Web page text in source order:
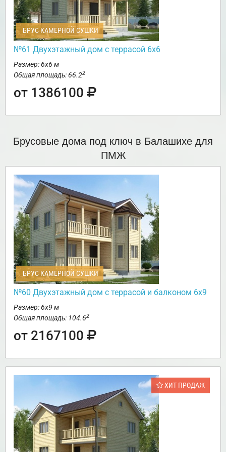
БРУС КАМЕРНОЙ СУШКИ
№61 Двухэтажный дом с террасой 6х6
Размер: 6х6 м
Общая площадь: 66.22
от 1386100
Брусовые дома под ключ в Балашихе для
ПМЖ
БРУС КАМЕРНОЙ СУШКИ
№60 Двухэтажный дом с террасой и балконом 6х9
Размер: 6х9 м
Общая площадь: 104.62
от 2167100
ХИТ ПРОДАЖ